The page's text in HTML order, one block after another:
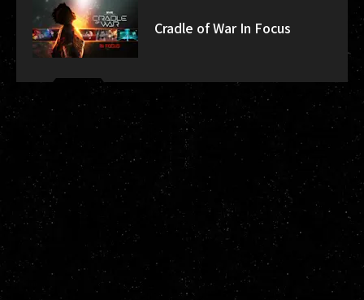
Cradle of War In Focus